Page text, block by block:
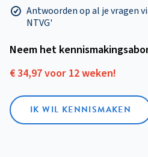
Antwoorden op al je vragen
NTVG'
Neem het
€ 34,97 voor 12 weken!
IK WIL KENNISMAKEN